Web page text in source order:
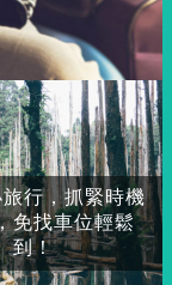
行，抓緊時機
免找車位輕鬆
到！